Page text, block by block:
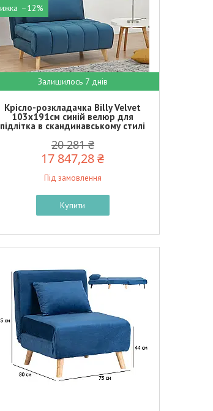
–12%
Залишилось 7 днів
Крісло-розкладачка Billy Velvet
103х191см синій велюр для
підлітка в скандинавському стилі
20 281 ₴
17 847,28 ₴
Під замовлення
Купити